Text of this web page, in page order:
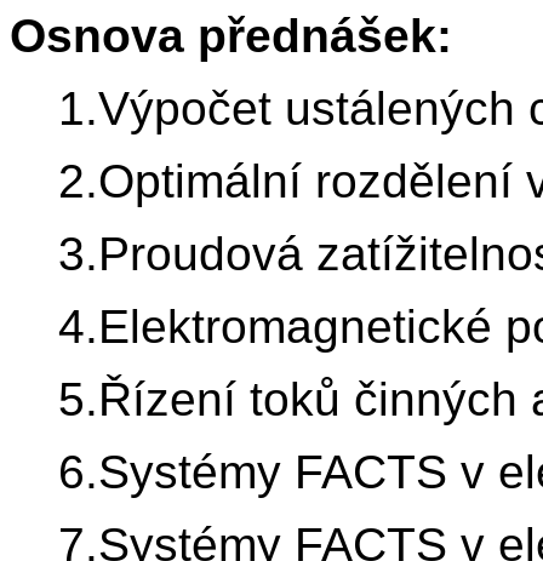
Osnova přednášek:
1.Výpočet ustálených
2.Optimální rozdělení
3.Proudová
4.Elektromagnetické
5.Řízení toků činných
6.Systémy FACTS v
7.Systémy FACTS v